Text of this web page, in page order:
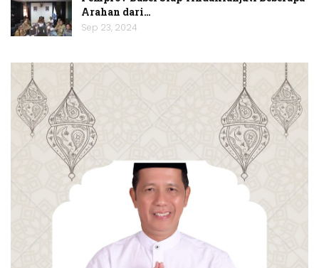
Arahan dari…
Sep 23, 2024